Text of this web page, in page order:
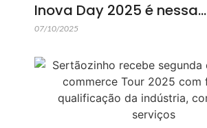
Inova Day 2025 é nessa…
07/10/2025